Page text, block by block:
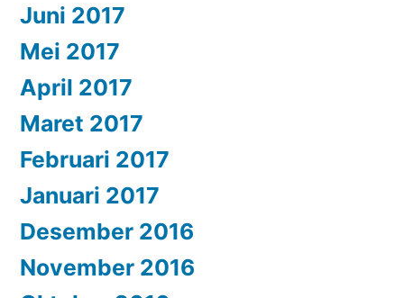
Juni 2017
Mei 2017
April 2017
Maret 2017
Februari 2017
Januari 2017
Desember 2016
November 2016